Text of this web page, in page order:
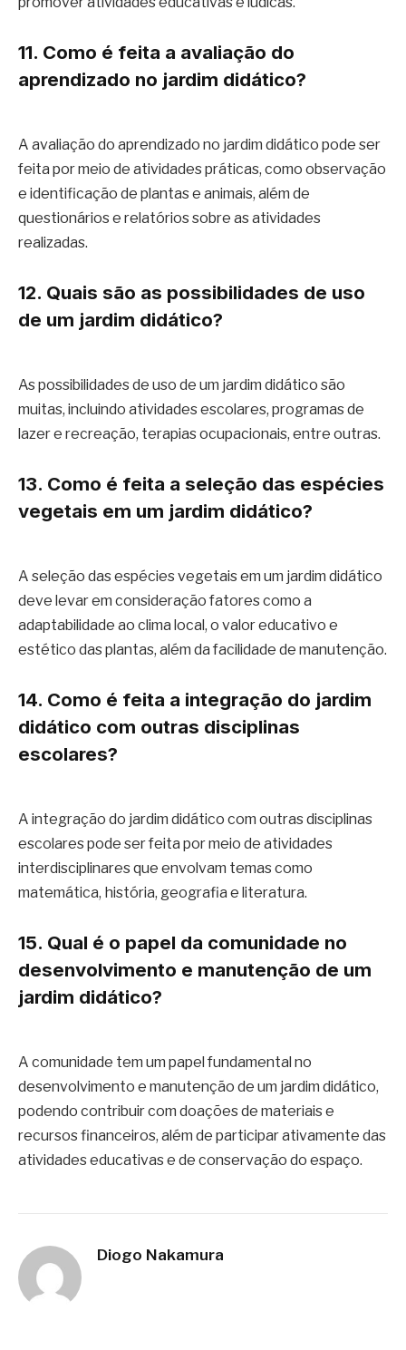
11. Como é feita a avaliação do
aprendizado no jardim didático?
A avaliação do aprendizado no jardim didático pode ser
feita por meio de atividades práticas, como observação
e identificação de plantas e animais, além de
questionários e relatórios sobre as atividades
realizadas.
12. Quais são as possibilidades de uso
de um jardim didático?
As possibilidades de uso de um jardim didático são
muitas, incluindo atividades escolares, programas de
lazer e recreação, terapias ocupacionais, entre outras.
13. Como é feita a seleção das espécies
vegetais em um jardim didático?
A seleção das espécies vegetais em um jardim didático
deve levar em consideração fatores como a
adaptabilidade ao clima local, o valor educativo e
estético das plantas, além da facilidade de manutenção.
14. Como é feita a integração do jardim
didático com outras disciplinas
escolares?
A integração do jardim didático com outras disciplinas
escolares pode ser feita por meio de atividades
interdisciplinares que envolvam temas como
matemática, história, geografia e literatura.
15. Qual é o papel da comunidade no
desenvolvimento e manutenção de um
jardim didático?
A comunidade tem um papel fundamental no
desenvolvimento e manutenção de um jardim didático,
podendo contribuir com doações de materiais e
recursos financeiros, além de participar ativamente das
atividades educativas e de conservação do espaço.
Diogo Nakamura